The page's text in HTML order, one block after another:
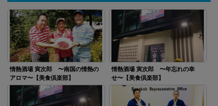
情熱酒場 寅次郎 〜南国の情熱の
アロマ〜【美食倶楽部】
情熱酒場 寅次郎 〜年忘れの幸
せ〜【美食倶楽部】